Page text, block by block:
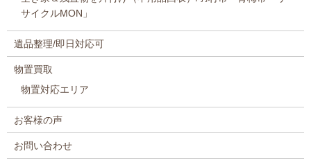
サイクルMON」
遺品整理/即日対応可
物置買取
物置対応エリア
お客様の声
お問い合わせ